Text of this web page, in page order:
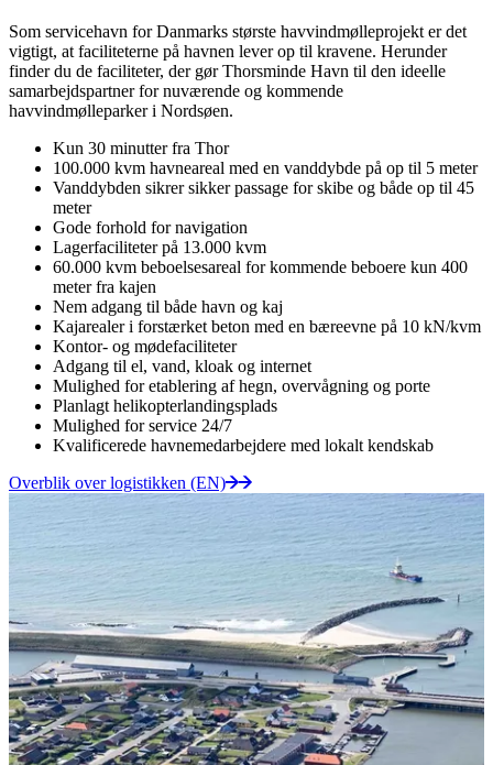
Som servicehavn for Danmarks største havvindmølleprojekt er det
vigtigt, at faciliteterne på havnen lever op til kravene. Herunder
finder du de faciliteter, der gør Thorsminde Havn til den ideelle
samarbejdspartner for nuværende og kommende
havvindmølleparker i Nordsøen.
Kun 30 minutter fra Thor
100.000 kvm havneareal med en vanddybde på op til 5 meter
Vanddybden sikrer sikker passage for skibe og både op til 45
meter
Gode forhold for navigation
Lagerfaciliteter på 13.000 kvm
60.000 kvm beboelsesareal for kommende beboere kun 400
meter fra kajen
Nem adgang til både havn og kaj
Kajarealer i forstærket beton med en bæreevne på 10 kN/kvm
Kontor- og mødefaciliteter
Adgang til el, vand, kloak og internet
Mulighed for etablering af hegn, overvågning og porte
Planlagt helikopterlandingsplads
Mulighed for service 24/7
Kvalificerede havnemedarbejdere med lokalt kendskab
Overblik over logistikken (EN)